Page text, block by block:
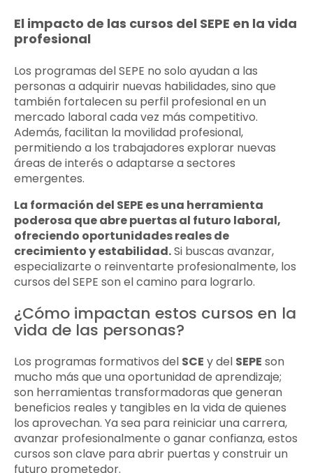
El impacto de las cursos del SEPE en la vida
profesional
Los programas del SEPE no solo ayudan a las
personas a adquirir nuevas habilidades, sino que
también fortalecen su perfil profesional en un
mercado laboral cada vez más competitivo.
Además, facilitan la movilidad profesional,
permitiendo a los trabajadores explorar nuevas
áreas de interés o adaptarse a sectores
emergentes.
La formación del SEPE es una herramienta
poderosa que abre puertas al futuro laboral,
ofreciendo oportunidades reales de
crecimiento y estabilidad.Si buscas avanzar,
especializarte o reinventarte profesionalmente, los
cursos del SEPE son el camino para lograrlo.
¿Cómo impactan estos cursos en la
vida de las personas?
Los programas formativos del SCE y del SEPE son
mucho más que una oportunidad de aprendizaje;
son herramientas transformadoras que generan
beneficios reales y tangibles en la vida de quienes
los aprovechan. Ya sea para reiniciar una carrera,
avanzar profesionalmente o ganar confianza, estos
cursos son clave para abrir puertas y construir un
futuro prometedor.